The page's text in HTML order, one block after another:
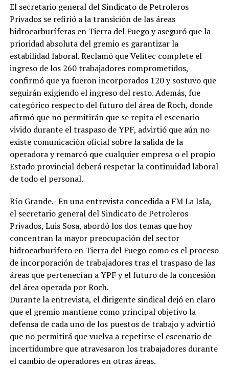
El secretario general del Sindicato de Petroleros
Privados se refirió a la transición de las áreas
hidrocarburíferas en Tierra del Fuego y aseguró que la
prioridad absoluta del gremio es garantizar la
estabilidad laboral. Reclamó que Velitec complete el
ingreso de los 260 trabajadores comprometidos,
confirmó que ya fueron incorporados 120 y sostuvo que
seguirán exigiendo el ingreso del resto. Además, fue
categórico respecto del futuro del área de Roch, donde
afirmó que no permitirán que se repita el escenario
vivido durante el traspaso de YPF, advirtió que aún no
existe comunicación oficial sobre la salida de la
operadora y remarcó que cualquier empresa o el propio
Estado provincial deberá respetar la continuidad laboral
de todo el personal.
Río Grande.- En una entrevista concedida a FM La Isla,
el secretario general del Sindicato de Petroleros
Privados, Luis Sosa, abordó los dos temas que hoy
concentran la mayor preocupación del sector
hidrocarburífero en Tierra del Fuego como es el proceso
de incorporación de trabajadores tras el traspaso de las
áreas que pertenecían a YPF y el futuro de la concesión
del área operada por Roch.
Durante la entrevista, el dirigente sindical dejó en claro
que el gremio mantiene como principal objetivo la
defensa de cada uno de los puestos de trabajo y advirtió
que no permitirá que vuelva a repetirse el escenario de
incertidumbre que atravesaron los trabajadores durante
el cambio de operadores en otras áreas.